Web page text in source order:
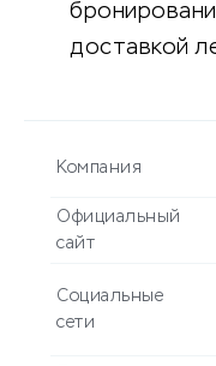
доставкой
Компания
Официальный
сайт
Социальные
сети